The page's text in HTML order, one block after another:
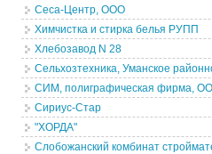
Сеса-Центр, ООО
Химчистка и стирка белья РУПП
Хлебозавод N 28
Сельхозтехника, Уманское
СИМ, полиграфическая фирма,
Сириус-Стар
"ХОРДА"
Слобожанский комбинат